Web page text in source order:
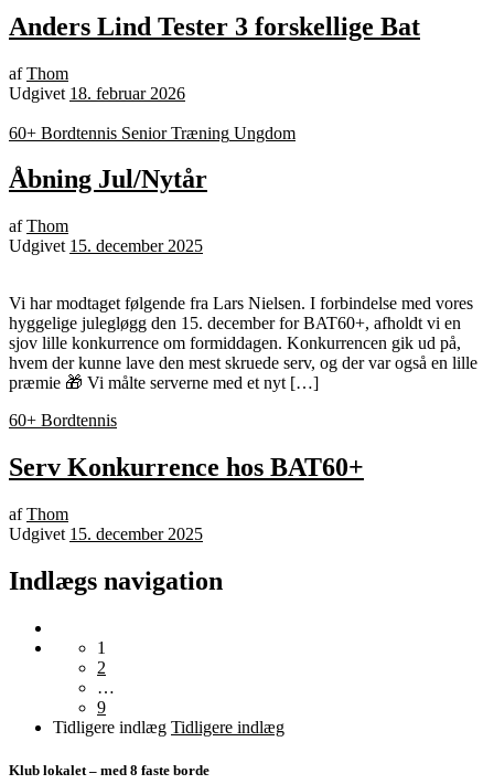
Anders Lind Tester 3 forskellige Bat
afThom
Udgivet 18. februar 2026
60+ Bordtennis Senior Træning Ungdom
Åbning Jul/Nytår
afThom
Udgivet 15. december 2025
Vi har modtaget følgende fra Lars Nielsen. I forbindelse med vores
hyggelige julegløgg den 15. december for BAT60+, afholdt vi en
sjov lille konkurrence om formiddagen. Konkurrencen gik ud på,
hvem der kunne lave den mest skruede serv, og der var også en lille
præmie 🎁 Vi målte serverne med et nyt […]
60+ Bordtennis
Serv Konkurrence hos BAT60+
afThom
Udgivet 15. december 2025
Indlægs navigation
1
2
…
9
Tidligere indlæg Tidligere indlæg
Klub lokalet – med 8 faste borde